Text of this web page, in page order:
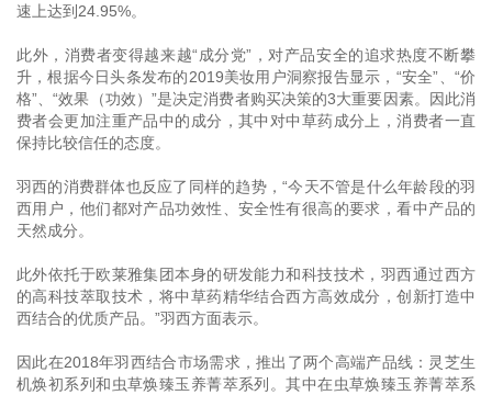
速上达到24.95%。
此外，消费者变得越来越“成分党”，对产品安全的追求热度不断攀
升，根据今日头条发布的2019美妆用户洞察报告显示，“安全”、“价
格”、“效果（功效）”是决定消费者购买决策的3大重要因素。因此消
费者会更加注重产品中的成分，其中对中草药成分上，消费者一直
保持比较信任的态度。
羽西的消费群体也反应了同样的趋势，“今天不管是什么年龄段的羽
西用户，他们都对产品功效性、安全性有很高的要求，看中产品的
天然成分。
此外依托于欧莱雅集团本身的研发能力和科技技术，羽西通过西方
的高科技萃取技术，将中草药精华结合西方高效成分，创新打造中
西结合的优质产品。”羽西方面表示。
因此在2018年羽西结合市场需求，推出了两个高端产品线：灵芝生
机焕初系列和虫草焕臻玉养菁萃系列。其中在虫草焕臻玉养菁萃系